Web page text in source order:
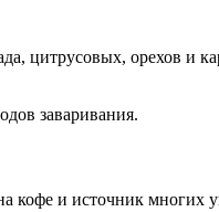
цитрусовых, орехов и
заваривания.
кофе и источник